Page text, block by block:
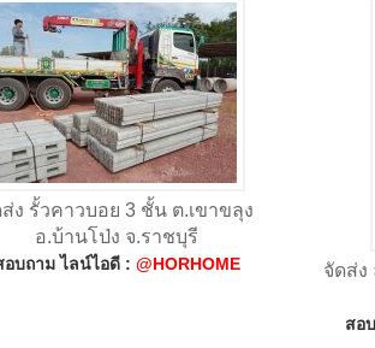
ง รั้วคาวบอย 3 ชั้น ต.เขาขลุง
อ.บ้านโป่ง จ.ราชบุรี
อบถาม ไลน์ไอดี : @HORHOME จัดส่ง
สอ